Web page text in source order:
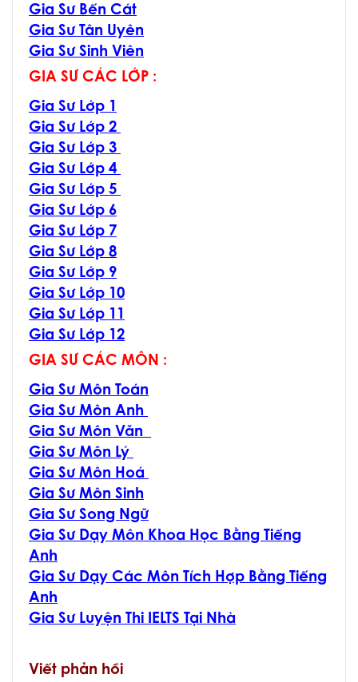
Gia Sư Bến Cát
Gia Sư Tân Uyên
Gia Sư Sinh Viên
GIA SƯ CÁC LỚP :
Gia Sư Lớp 1
Gia Sư Lớp 2
Gia Sư Lớp 3
Gia Sư Lớp 4
Gia Sư Lớp 5
Gia Sư Lớp 6
Gia Sư Lớp 7
Gia Sư Lớp 8
Gia Sư Lớp 9
Gia Sư Lớp 10
Gia Sư Lớp 11
Gia Sư Lớp 12
GIA SƯ CÁC MÔN :
Gia Sư Môn Toán
Gia Sư Môn Anh
Gia Sư Môn Văn
Gia Sư Môn Lý
Gia Sư Môn Hoá
Gia Sư Môn Sinh
Gia Sư Song Ngữ
Gia Sư Dạy Môn Khoa Học Bằng Tiếng
Anh
Gia Sư Dạy Các Môn Tích Hợp Bằng Tiếng
Anh
Gia Sư Luyện Thi IELTS Tại Nhà
Viết phản hồi